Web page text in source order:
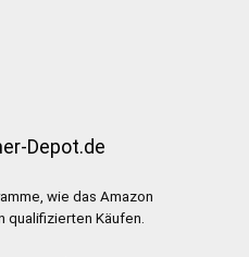
Depot.de
wie das Amazon
qualifizierten Käufen.